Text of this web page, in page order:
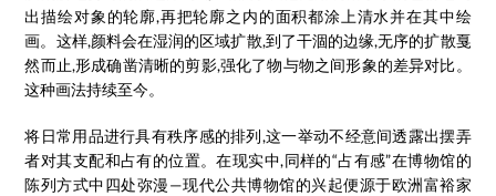
出描绘对象的轮廓,再把轮廓之内的面积都涂上清水并在其中绘
画。这样,颜料会在湿润的区域扩散,到了干涸的边缘,无序的扩散戛
然而止,形成确凿清晰的剪影,强化了物与物之间形象的差异对比。
这种画法持续至今。
将日常用品进行具有秩序感的排列,这一举动不经意间透露出摆弄
者对其支配和占有的位置。在现实中,同样的“占有感”在博物馆的
陈列方式中四处弥漫—现代公共博物馆的兴起便源于欧洲富裕家